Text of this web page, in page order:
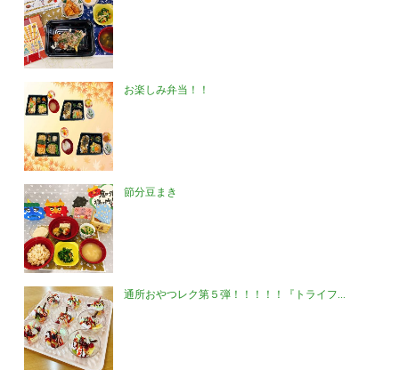
お楽しみ弁当！！
節分豆まき
通所おやつレク第５弾！！！！！『トライフ...